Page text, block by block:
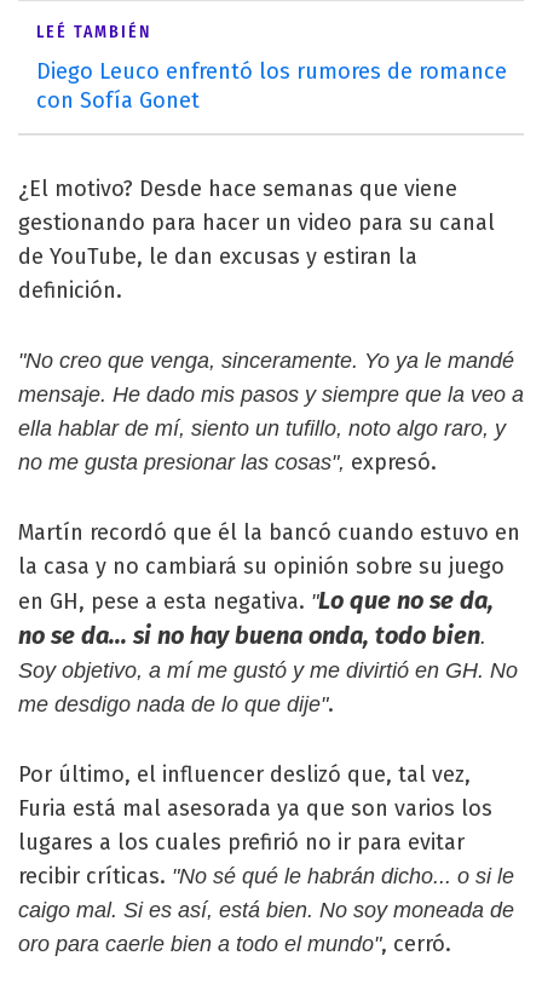
LEÉ TAMBIÉN
Diego Leuco enfrentó los rumores de romance
con Sofía Gonet
¿El motivo? Desde hace semanas que viene
gestionando para hacer un video para su canal
de YouTube, le dan excusas y estiran la
definición.
"No creo que venga, sinceramente. Yo ya le mandé
mensaje. He dado mis pasos y siempre que la veo a
ella hablar de mí, siento un tufillo, noto algo raro, y
no me gusta presionar las cosas", expresó.
Martín recordó que él la bancó cuando estuvo en
la casa y no cambiará su opinión sobre su juego
en GH, pese a esta negativa. "Lo que no se da,
no se da... si no hay buena onda, todo bien.
Soy objetivo, a mí me gustó y me divirtió en GH. No
me desdigo nada de lo que dije".
Por último, el influencer deslizó que, tal vez,
Furia está mal asesorada ya que son varios los
lugares a los cuales prefirió no ir para evitar
recibir críticas. "No sé qué le habrán dicho... o si le
caigo mal. Si es así, está bien. No soy moneada de
oro para caerle bien a todo el mundo", cerró.